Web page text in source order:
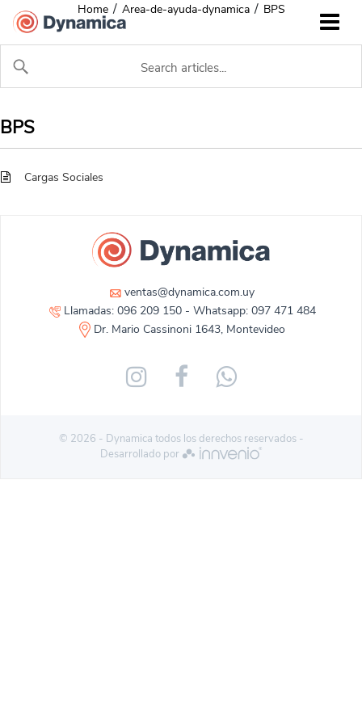
Home / Area-de-ayuda-dynamica / BPS
BPS
Cargas Sociales
ventas@dynamica.com.uy
Llamadas: 096 209 150 - Whatsapp: 097 471 484
Dr. Mario Cassinoni 1643, Montevideo
© 2026 - Dynamica todos los derechos reservados -
Desarrollado por